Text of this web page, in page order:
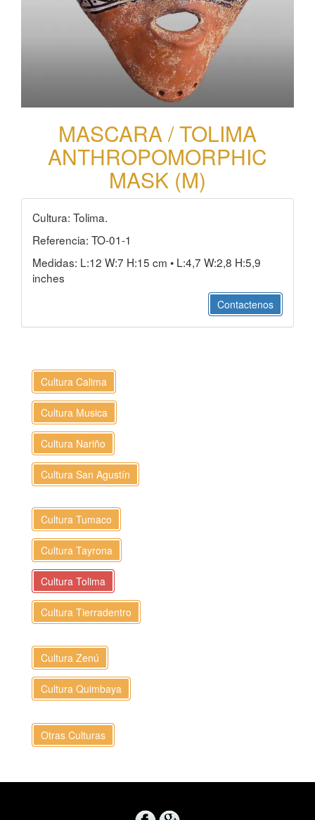
MASCARA / TOLIMA
ANTHROPOMORPHIC
MASK (M)
Cultura: Tolima.
Referencia: TO-01-1
Medidas: L:12 W:7 H:15 cm • L:4,7 W:2,8 H:5,9
inches
Contactenos
Cultura Calima
Cultura Musica
Cultura Nariño
Cultura San Agustín
Cultura Tumaco
Cultura Tayrona
Cultura Tolima
Cultura Tierradentro
Cultura Zenú
Cultura Quimbaya
Otras Culturas